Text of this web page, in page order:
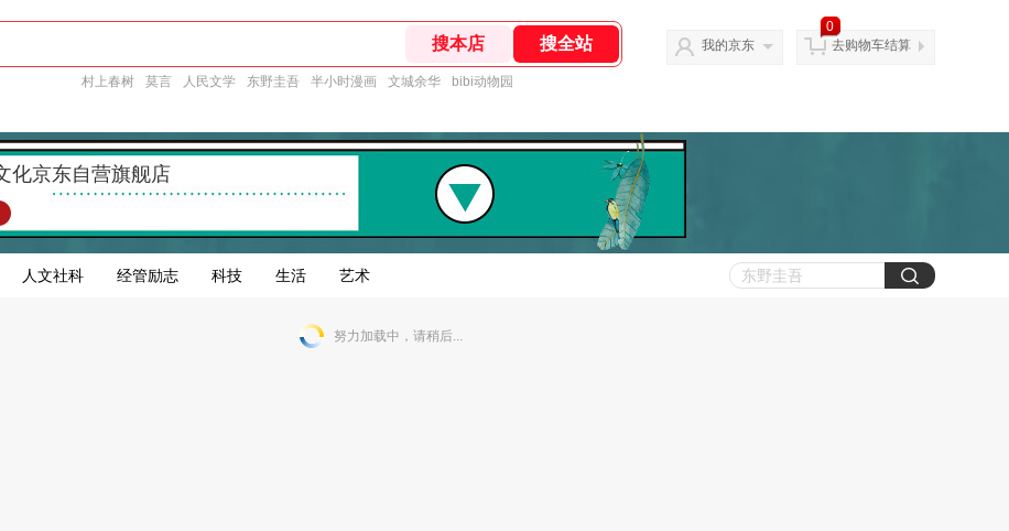
村上春树 莫言 人民文学 东野圭吾 半小时漫画 文城余华 bibi动物园
我的京东
0
去购物车结算
化京东自营旗舰店
人文社科 经管励志 科技 生活 艺术
努力加载中，请稍后...